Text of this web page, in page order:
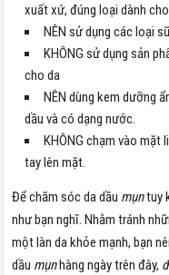
xuất xứ, đúng loại dành
NÊN sử dụng các loại
KHÔNG sử dụng sản
cho da
NÊN dùng kem dưỡng
dầu và có dạng nước.
KHÔNG chạm vào mặt
tay lên mặt.
Để chăm sóc da dầu mụntuy
như bạn nghĩ. Nhằm tránh
một làn da khỏe mạnh, bạn
dầu mụnhàng ngày trên đây,